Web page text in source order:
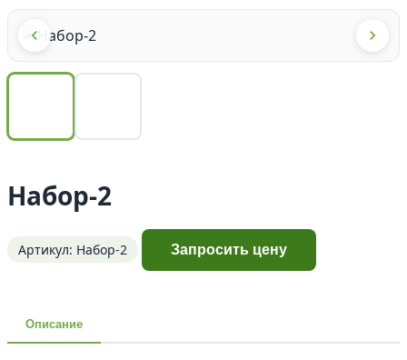
Набор-2
Артикул: Набор-2 Запросить цену
Описание